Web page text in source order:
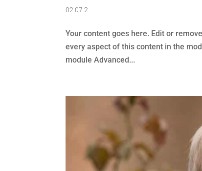
02.07.2
Your content goes here. Edit or
every aspect of this content in the
module Advanced...